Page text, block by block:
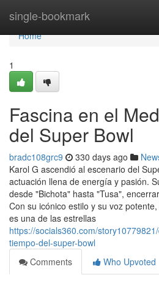
single-bookmark
Home
Home
1
Fascina en el
del Super Bowl
bradc108grc9 330 days ago
Karol G ascendió al escenario del
actuación llena de energía y pasión.
desde "Bichota" hasta "Tusa",
Con su icónico estilo y su voz
es una de las estrellas
https://socials360.com/
tiempo-del-super-bowl
Comments
Who Upvoted